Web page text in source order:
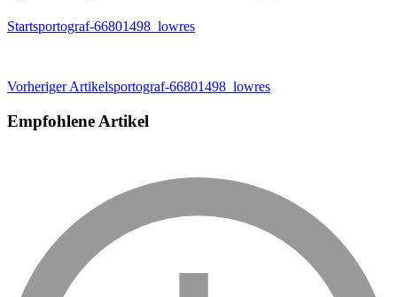
Startsportograf-66801498_lowres
Beitragsnavigation
Vorheriger Artikelsportograf-66801498_lowres
Empfohlene Artikel